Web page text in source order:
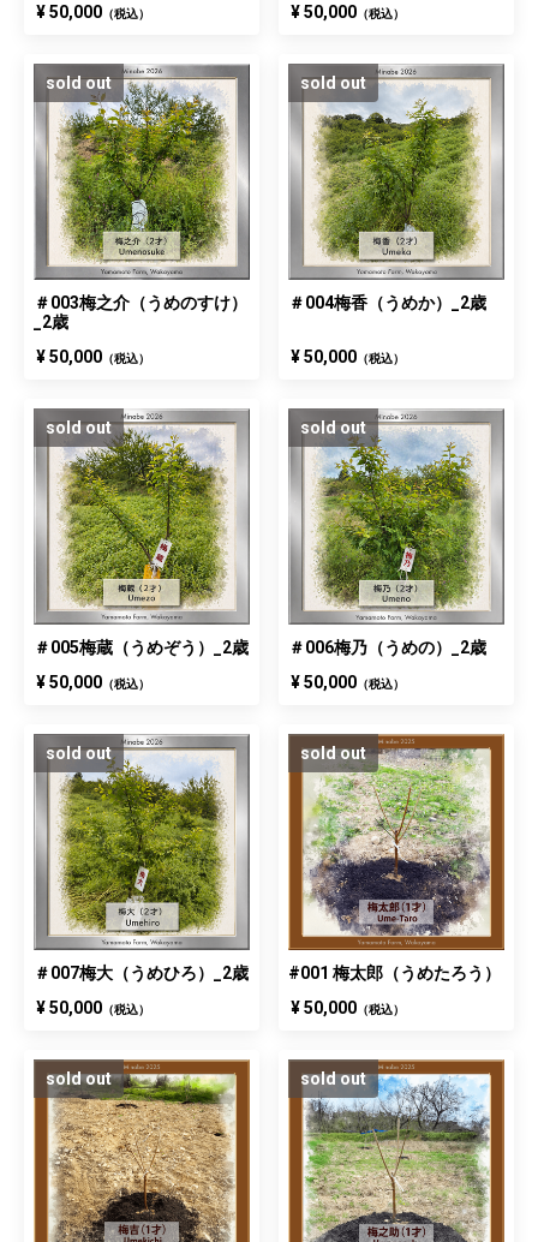
¥ 50,000 （税込） ¥ 50,000 （税込）
sold out
＃003梅之介（うめのすけ）
_2歳
¥ 50,000 （税込）
sold out
＃004梅香（うめか）_2歳
¥ 50,000 （税込）
sold out
＃005梅蔵（うめぞう）_2歳
¥ 50,000 （税込）
sold out
＃006梅乃（うめの）_2歳
¥ 50,000 （税込）
sold out
＃007梅大（うめひろ）_2歳
¥ 50,000 （税込）
sold out
#001 梅太郎（うめたろう）
¥ 50,000 （税込）
sold out sold out